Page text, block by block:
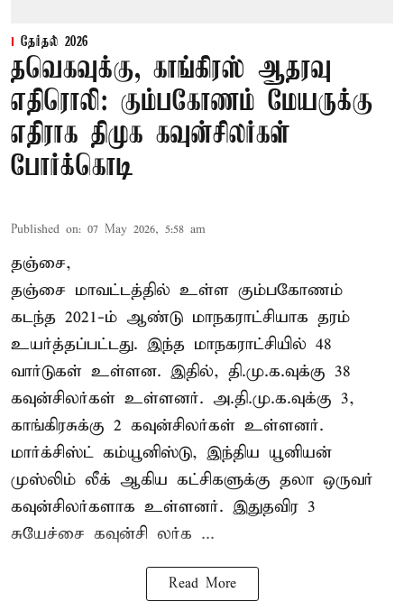
தேர்தல் 2026
தவெகவுக்கு, காங்கிரஸ் ஆதரவு
எதிரொலி: கும்பகோணம் மேயருக்கு
எதிராக திமுக கவுன்சிலர்கள்
போர்க்கொடி
Published on: 07 May 2026, 5:58 am
தஞ்சை,
தஞ்சை மாவட்டத்தில் உள்ள கும்பகோணம்
கடந்த 2021-ம் ஆண்டு மாநகராட்சியாக தரம்
உயர்த்தப்பட்டது. இந்த மாநகராட்சியில் 48
வார்டுகள் உள்ளன. இதில், தி.மு.க.வுக்கு 38
கவுன்சிலர்கள் உள்ளனர். அ.தி.மு.க.வுக்கு 3,
காங்கிரசுக்கு 2 கவுன்சிலர்கள் உள்ளனர்.
மார்க்சிஸ்ட் கம்யூனிஸ்டு, இந்திய யூனியன்
முஸ்லிம் லீக் ஆகிய கட்சிகளுக்கு தலா ஒருவர்
கவுன்சிலர்களாக உள்ளனர். இதுதவிர 3
சுயேச்சை கவுன்சி லர்க ...
Read More